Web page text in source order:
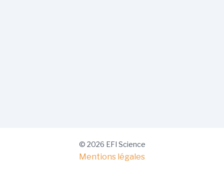
© 2026 EFI Science
Mentions légales